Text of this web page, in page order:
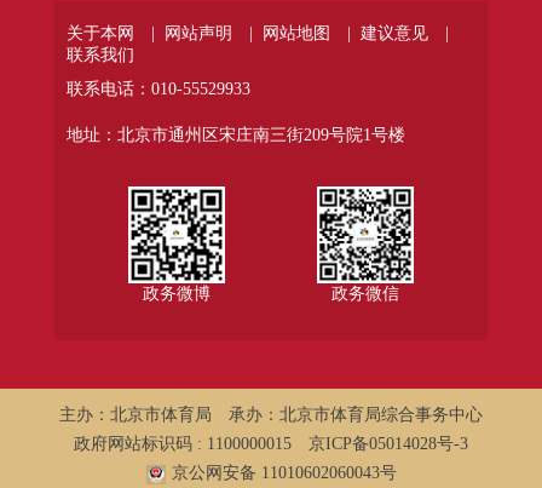
关于本网 | 网站声明 | 网站地图 |
建议意见 |
联系我们
联系电话：010-55529933
地址：北京市通州区宋庄南三街209号院1号楼
政务微博 政务微信
主办：北京市体育局
承办：北京市体育局综合事务中心
政府网站标识码 : 1100000015
京ICP备05014028号-3
京公网安备 11010602060043号